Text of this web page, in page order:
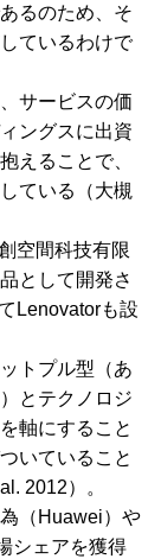
るのため、そ
ているわけで
サービスの価
ングスに出資
えることで、
ている（大槻
空間科技有限
として開発さ
Lenovatorも設
トプル型（あ
とテクノロジ
軸にすること
いていること
. 2012）。
（ Huawei）や
シェアを獲得